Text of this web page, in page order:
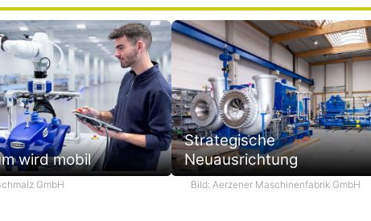
wird mobil
GmbH
Strategische
Neuausrichtung
Bild: Aerzener Maschinenfabrik GmbH